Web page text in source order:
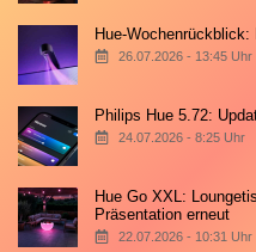
Hue-
26.07.2026 - 13:45 Uhr
Philips Hue 5.72:
24.07.2026 - 8:25 Uhr
Hue Go XXL:
Präsentation erneut
22.07.2026 - 10:31 Uhr